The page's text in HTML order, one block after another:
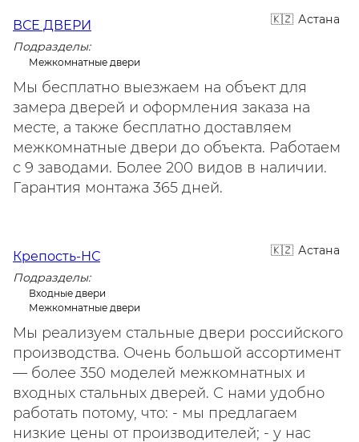
Астана
ВСЕ ДВЕРИ
Подразделы:
Межкомнатные двери
Мы бесплатно выезжаем на объект для
замера дверей и оформления заказа на
месте, а также бесплатно доставляем
межкомнатные двери до объекта. Работаем
с 9 заводами. Более 200 видов в наличии.
Гарантия монтажа 365 дней.
Астана
Крепость-НС
Подразделы:
Входные двери
Межкомнатные двери
Мы реализуем стальные двери российского
производства. Очень большой ассортимент
— более 350 моделей межкомнатных и
входных стальных дверей. С нами удобно
работать потому, что: - мы предлагаем
низкие цены от производителей; - у нас